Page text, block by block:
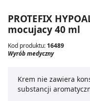
PROTEFIX
mocujacy 40 ml
Kod produktu: 16489
Wyrób medyczny
Krem nie zawiera
substancji